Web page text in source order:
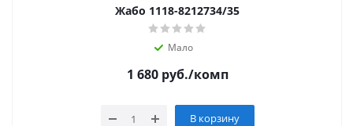
Жабо 1118-8212734/35
Мало
1 680руб./комп
В корзину